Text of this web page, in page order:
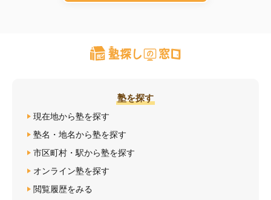
塾を探す
現在地から塾を探す
塾名・地名から塾を探す
市区町村・駅から塾を探す
オンライン塾を探す
閲覧履歴をみる